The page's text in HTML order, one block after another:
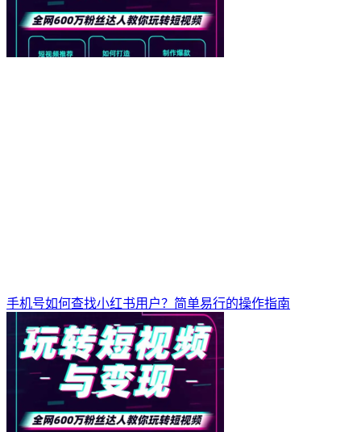
手机号如何查找小红书用户？简单易行的操作指南